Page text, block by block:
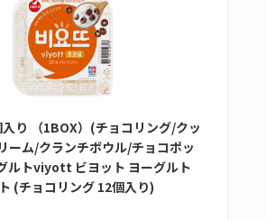
販も調査
karseellはどこで売っ
てる？ロフトやハン
amazonなど通販の販
売店も調査
エッセンシャルフラ
り （1BOX）(チョコリング/クッ
ーム/クランチボウル/チョコポッ
ルトviyott ビヨット ヨーグルト
(チョコリング 12個入り)